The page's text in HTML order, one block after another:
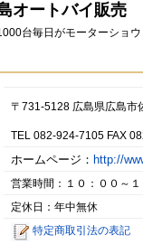
島オートバイ販売
台毎日がモーターショ
〒731-5128 広島県広島市
TEL 082-924-7105 FAX
ホームページ： http://
営業時間：１０：００～
定休日：年中無休
特定商取引法の表記